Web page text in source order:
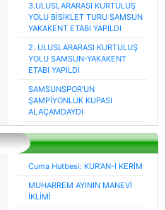
3.ULUSLARARASI KURTULUŞ
YOLU BİSİKLET TURU SAMSUN
YAKAKENT ETABI YAPILDI
2. ULUSLARARASI KURTULUŞ
YOLU SAMSUN-YAKAKENT
ETABI YAPILDI
SAMSUNSPOR'UN
ŞAMPİYONLUK KUPASI
ALAÇAMDAYDI
Cuma Hutbesi: KUR’AN-I KERİM
MUHARREM AYININ MANEVİ
İKLİMİ